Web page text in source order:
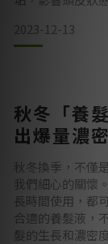
了！ 頭皮清潔及
小髒汙，其實是
2023-12-13
秋冬「養
出爆量濃
秋冬換季，不僅
我們細心的關懷
長時間使用，都
合適的養髮液，
髮的生長和濃密